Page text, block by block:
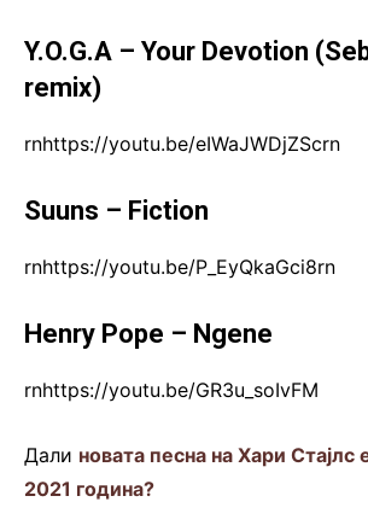
Y.O.G.A – Your Devotion
remix)
rnhttps://youtu.be/eIWaJWDjZScrn
Suuns – Fiction
rnhttps://youtu.be/P_EyQkaGci8rn
Henry Pope – Ngene
rnhttps://youtu.be/GR3u_soIvFM
Дали новата песна на Хари Стајлс
2021 година?